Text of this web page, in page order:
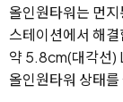
올인원타워는 먼
스테이션에서 해결
약 5.8cm(대각선)
올인원타워 상태